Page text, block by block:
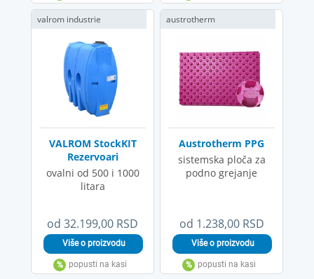
od 32.199,00 RSD
VALROM StockKIT
Rezervoari
ovalni od 500 i 1000
litara
valrom industrie
od 1.238,00 RSD
Austrotherm PPG
sistemska ploča za
podno grejanje
austrotherm